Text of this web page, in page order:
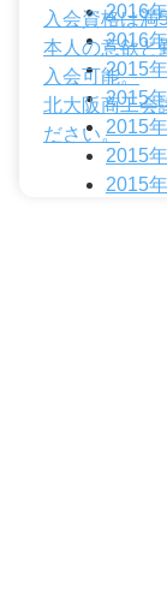
2016
2016
2015
2015
2015
2015
2015
入会資格は満
本人の意欲と
入会可能。
北大阪商工会
ださい。